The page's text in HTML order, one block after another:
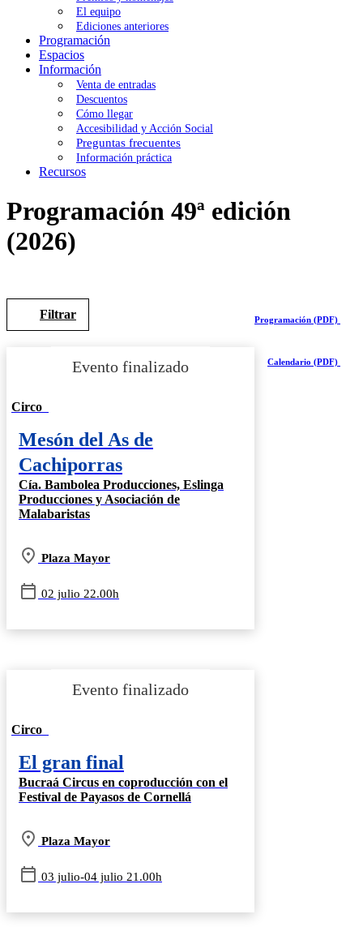
El equipo
Ediciones anteriores
Programación
Espacios
Información
Venta de entradas
Descuentos
Cómo llegar
Accesibilidad y Acción Social
Preguntas frecuentes
Información práctica
Recursos
Programación 49ª edición
(2026)
Programación (PDF)
Calendario (PDF)
Filtrar
Circo
Mesón del As de
Cachiporras
Cía. Bambolea Producciones, Eslinga
Producciones y Asociación de
Malabaristas
Plaza Mayor
02 julio 22.00h
Circo
El gran final
Bucraá Circus en coproducción con el
Festival de Payasos de Cornellá
Plaza Mayor
03 julio-04 julio 21.00h